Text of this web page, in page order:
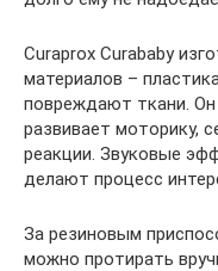
Curaprox Curababy
материалов –
повреждают ткани.
развивает моторику,
реакции. Звуковые
делают процесс
За резиновым
можно протирать